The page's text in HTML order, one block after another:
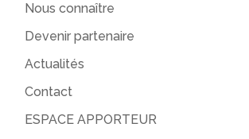
Nous connaître
Devenir partenaire
Actualités
Contact
ESPACE APPORTEUR